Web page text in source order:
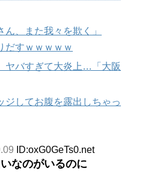
ん、また我々を欺く」
すｗｗｗｗｗ
ヤバすぎて大炎上…「大阪
ジしてお腹を露出しちゃっ
ID:oxG0GeTs0.net
なのがいるのに